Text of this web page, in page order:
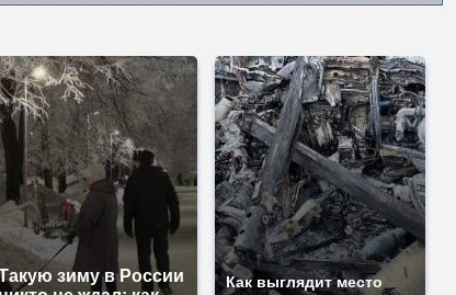
зиму в России
Как выглядит место